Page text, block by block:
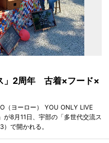
」2周年 古着×フード×
（ヨーロー） YOU ONLY LIVE
8月11日、宇部の「多世代交流ス
で開かれる。